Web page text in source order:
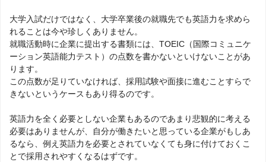
大学入試だけではなく、大学卒業後の就職先でも英語力を求めら
れることは今や珍しくありません。
就職活動時に企業に提出する書類には、TOEIC（国際コミュニケ
ーション英語能力テスト）の点数を書かないといけないことがあ
ります。
この点数が足りていなければ、採用試験や面接に進むことすらで
きないというケースもあり得るのです。
英語力を全く必要としない企業もあるのであまり悲観的に考える
必要はありませんが、自分が働きたいと思っている企業がもしあ
るなら、例え英語力を必要とされていなくても身に付けておくこ
とで採用されやすくなるはずです。